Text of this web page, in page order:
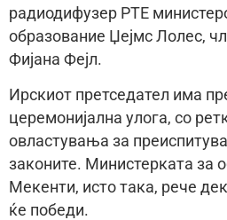
радиодифузер РТЕ
образование Џејмс Лолес,
Фијана Фејл.
Ирскиот претседател има
церемонијална улога, со
овластувања за
законите. Министерката за
Мекенти, исто така, рече
ќе победи.